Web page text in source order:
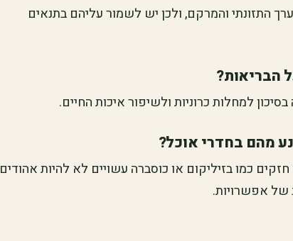
התזונתי והמרקם, ולכן יש לשמור עליהם בתנאים
הבריאות?
למחלות כרוניות ולשיפור איכות החיים.
מהם בחדרי אוכל?
כמו בזיליקום או כוסברה עשויים לא להיות אהודים
של אפשרויות.